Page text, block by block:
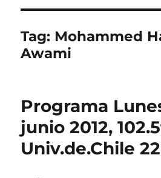
Tag: Mohammed
Awami
Programa
junio 2012,
Univ.de.Chile